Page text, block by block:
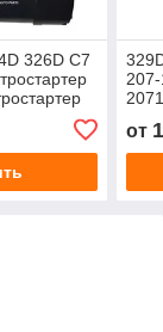
326D C7
VOLVO
207-
от